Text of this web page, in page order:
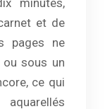
minutes,
et de
pages ne
sous un
ce qui